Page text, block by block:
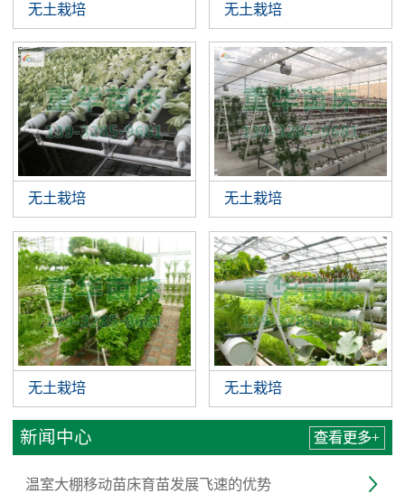
无土栽培 无土栽培
无土栽培 无土栽培
无土栽培 无土栽培
新闻中心 查看更多+

温室大棚移动苗床育苗发展飞速的优势